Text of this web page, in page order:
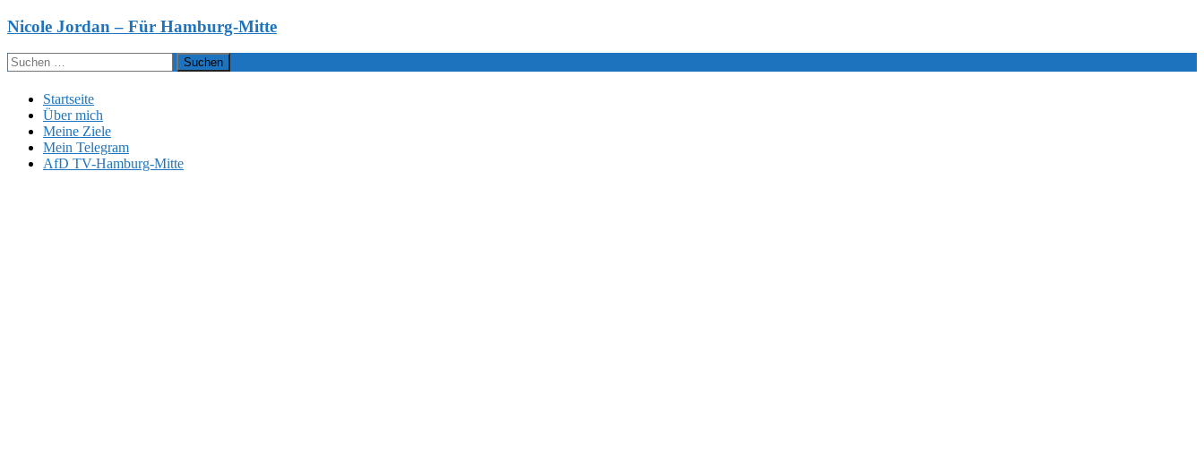
Zum
springen
Nicole Jordan – Für Hamburg-Mitte
Suchen
nach:
Startseite
Über mich
Meine Ziele
Mein Telegram
AfD TV-Hamburg-Mitte